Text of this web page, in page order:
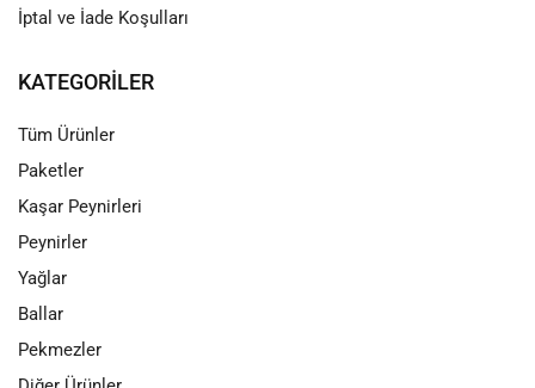
İptal ve İade Koşulları
KATEGORILER
Tüm Ürünler
Paketler
Kaşar Peynirleri
Peynirler
Yağlar
Ballar
Pekmezler